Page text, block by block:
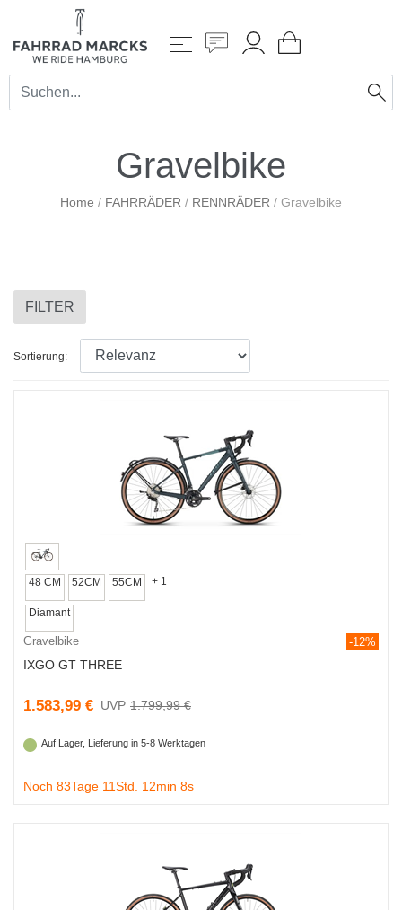
Gravelbike
Home / FAHRRÄDER / RENNRÄDER / Gravelbike
FILTER
Sortierung:
48 CM 52CM 55CM + 1
Diamant
Gravelbike -12%
IXGO GT THREE
1.583,99 € 1.799,99 €
Auf Lager, Lieferung in 5-8 Werktagen
Noch 83Tage 11Std. 12min 7s